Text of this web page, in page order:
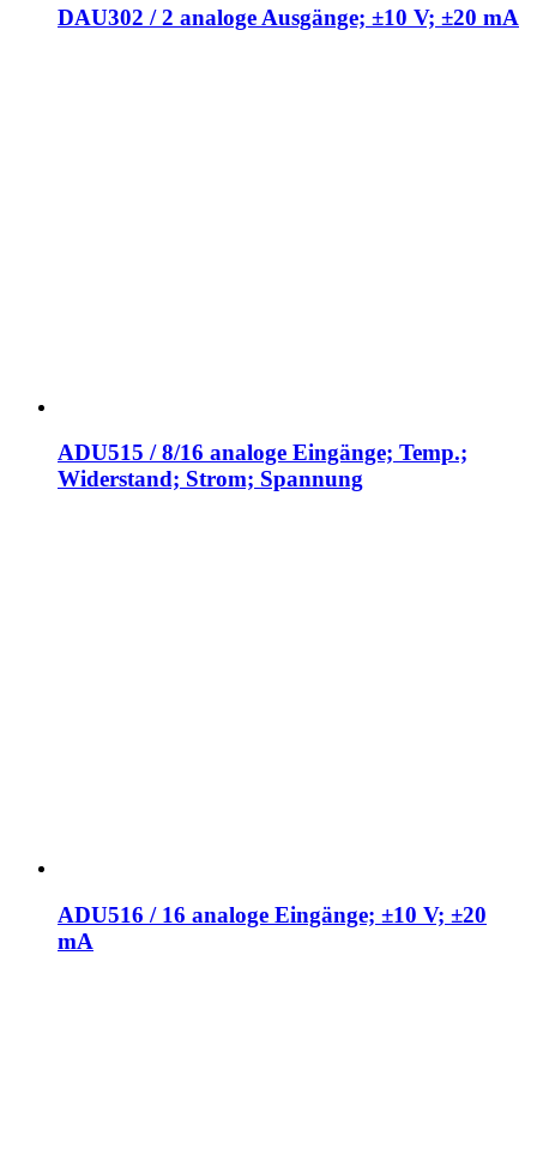
DAU302 / 2 analoge Ausgänge; ±10 V; ±20 mA
ADU515 / 8/16 analoge Eingänge; Temp.;
Widerstand; Strom; Spannung
ADU516 / 16 analoge Eingänge; ±10 V; ±20
mA